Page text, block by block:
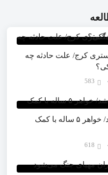
کرج/ علت حادثه چه
583
دختر ۹ ساله قربانی سیلاب شد/ خواهر ۵ ساله با کمک
618